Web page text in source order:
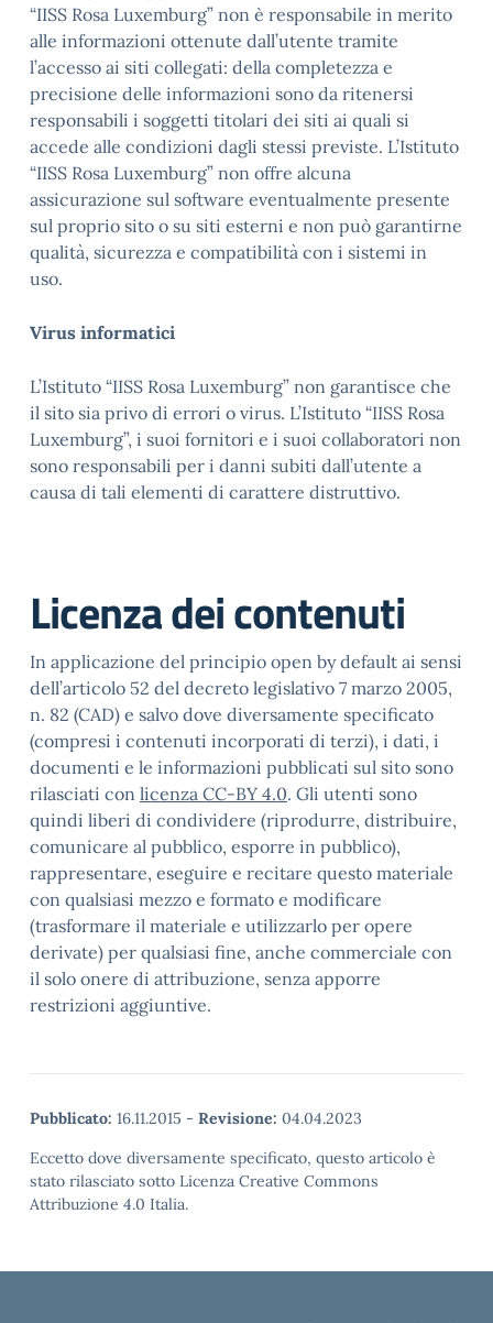
“IISS Rosa Luxemburg” non è responsabile in merito
alle informazioni ottenute dall’utente tramite
l’accesso ai siti collegati: della completezza e
precisione delle informazioni sono da ritenersi
responsabili i soggetti titolari dei siti ai quali si
accede alle condizioni dagli stessi previste. L’Istituto
“IISS Rosa Luxemburg” non offre alcuna
assicurazione sul software eventualmente presente
sul proprio sito o su siti esterni e non può garantirne
qualità, sicurezza e compatibilità con i sistemi in
uso.
Virus informatici
L’Istituto “IISS Rosa Luxemburg” non garantisce che
il sito sia privo di errori o virus. L’Istituto “IISS Rosa
Luxemburg”, i suoi fornitori e i suoi collaboratori non
sono responsabili per i danni subiti dall’utente a
causa di tali elementi di carattere distruttivo.
Licenza dei contenuti
In applicazione del principio open by default ai sensi
dell’articolo 52 del decreto legislativo 7 marzo 2005,
n. 82 (CAD) e salvo dove diversamente specificato
(compresi i contenuti incorporati di terzi), i dati, i
documenti e le informazioni pubblicati sul sito sono
rilasciati con licenza CC-BY 4.0. Gli utenti sono
quindi liberi di condividere (riprodurre, distribuire,
comunicare al pubblico, esporre in pubblico),
rappresentare, eseguire e recitare questo materiale
con qualsiasi mezzo e formato e modificare
(trasformare il materiale e utilizzarlo per opere
derivate) per qualsiasi fine, anche commerciale con
il solo onere di attribuzione, senza apporre
restrizioni aggiuntive.
Pubblicato: 16.11.2015 - Revisione: 04.04.2023
Eccetto dove diversamente specificato, questo articolo è
stato rilasciato sotto Licenza Creative Commons
Attribuzione 4.0 Italia.